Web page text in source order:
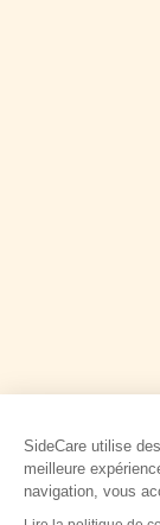
©
SideCare utilise
meilleure
navigation, vous